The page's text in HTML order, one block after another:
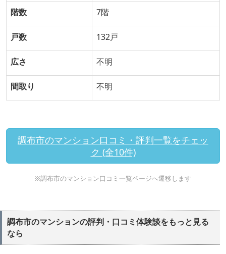
階数 7階
戸数 132戸
広さ 不明
間取り 不明
調布市のマンション口コミ・評判一覧をチェッ
ク (全10件)
※調布市のマンション口コミ一覧ページへ遷移します
調布市のマンションの評判・口コミ体験談をもっと見る
なら